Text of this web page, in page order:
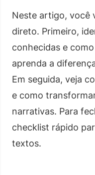
Neste artigo, você
direto. Primeiro,
conhecidas e
aprenda a
Em seguida, veja
e como
narrativas. Para
checklist rápido
textos.